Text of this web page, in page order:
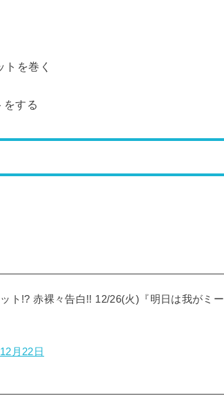
を巻く
をする
ト!? 赤裸々告白!! 12/26(火)『明日は我がミー
月22日